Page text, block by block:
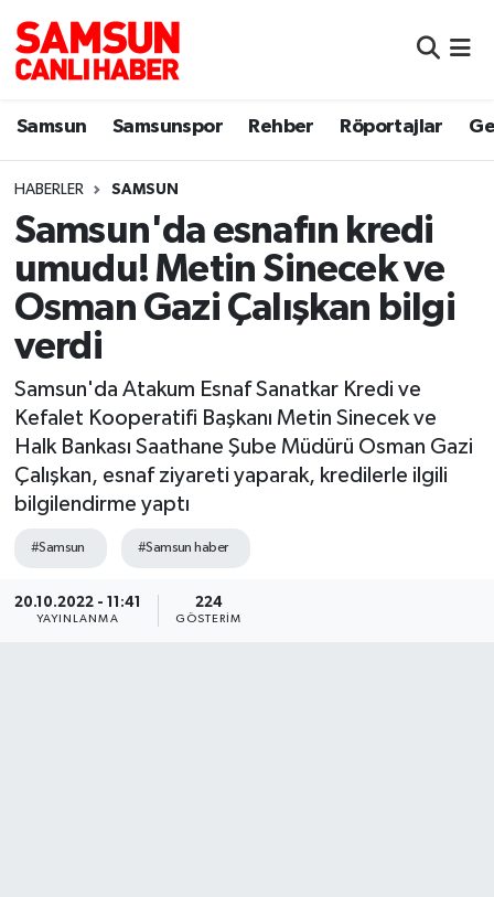
Samsun Samsunspor Rehber Röportajlar
HABERLER SAMSUN
Samsun'da esnafın kredi
umudu! Metin Sinecek ve
Osman Gazi Çalışkan bilgi
verdi
Samsun'da Atakum Esnaf Sanatkar Kredi ve
Kefalet Kooperatifi Başkanı Metin Sinecek ve
Halk Bankası Saathane Şube Müdürü Osman Gazi
Çalışkan, esnaf ziyareti yaparak, kredilerle ilgili
bilgilendirme yaptı
#Samsun #Samsun haber
20.10.2022 - 11:41
YAYINLANMA
224
GÖSTERIM
Samsun
Sokak Röportajları
Genel
Dünya
Eğitim
Sağlık
Yemek
Samsun Nöbetçi Eczaneler
Samsun Hava Durumu
Samsun Namaz Vakitleri
Samsun Trafik Yoğunluk Haritası
Süper Lig Puan Durumu ve Fikstür
Tüm Manşetler
Son Dakika Haberleri
Haber Arşivi